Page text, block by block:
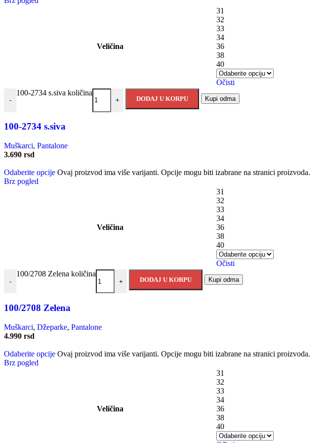
Veličina
31
32
33
34
36
38
40
Očisti
-
100-2734 s.siva količina
+ DODAJ U KORPU Kupi odma
100-2734 s.siva
Muškarci, Pantalone
3.690 rsd
Odaberite opcije Ovaj proizvod ima više varijanti. Opcije mogu biti izabrane na stranici proizvoda.
Brz pogled
Veličina
31
32
33
34
36
38
40
Očisti
-
100/2708 Zelena količina
+ DODAJ U KORPU Kupi odma
100/2708 Zelena
Muškarci, Džeparke, Pantalone
4.990 rsd
Odaberite opcije Ovaj proizvod ima više varijanti. Opcije mogu biti izabrane na stranici proizvoda.
Brz pogled
Veličina
31
32
33
34
36
38
40